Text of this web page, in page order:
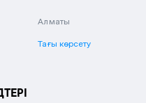
Алматы
Тағы көрсету